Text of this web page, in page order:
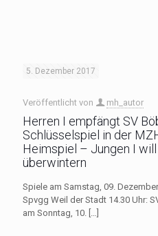
5. Dezember 2017
Veröffentlicht von mh_autor
Herren I empfängt SV
Schlüsselspiel in der
Heimspiel – Jungen I
überwintern
Spiele am Samstag, 09.
Spvgg Weil der Stadt 14.30 Uhr:
am Sonntag, 10. […]